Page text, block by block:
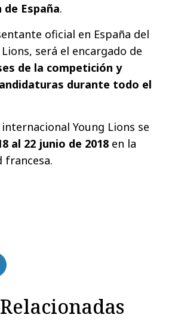
España.
oficial en España del
será el encargado de
de la competición y
durante todo el
Young Lions se
al 22 junio de 2018 en la
francesa.